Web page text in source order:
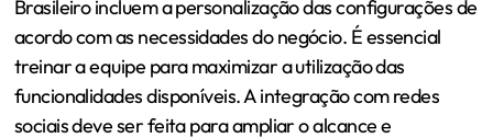
Brasileiro incluem a personalização das configurações de
acordo com as necessidades do negócio. É essencial
treinar a equipe para maximizar a utilização das
funcionalidades disponíveis. A integração com redes
sociais deve ser feita para ampliar o alcance e